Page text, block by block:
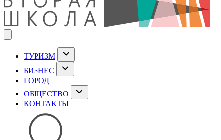
ТУРИЗМ
БИЗНЕС
ГОРОД
ОБЩЕСТВО
КОНТАКТЫ